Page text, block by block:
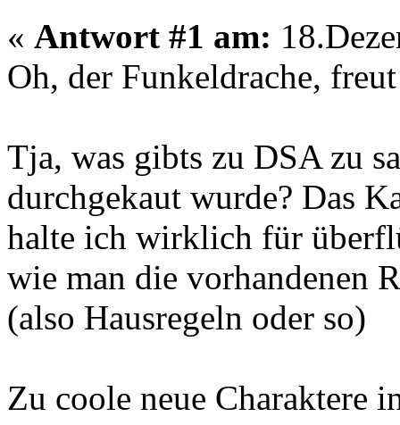
« Antwort #1 am:
Oh, der Funkeldrache,
Tja, was gibts zu DSA zu
durchgekaut wurde? Das
halte ich wirklich für
wie man die vorhandenen
(also Hausregeln oder so)
Zu coole neue Charaktere